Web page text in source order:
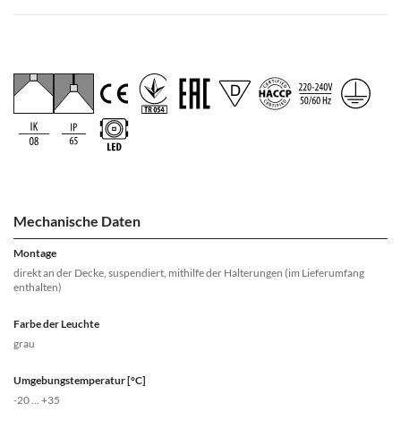
Mechanische Daten
Montage
direkt an der Decke, suspendiert, mithilfe der Halterungen (im Lieferumfang
enthalten)
Farbe der Leuchte
grau
Umgebungstemperatur [°C]
-20 ... +35